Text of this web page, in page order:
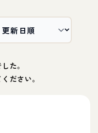
た。
ださい。